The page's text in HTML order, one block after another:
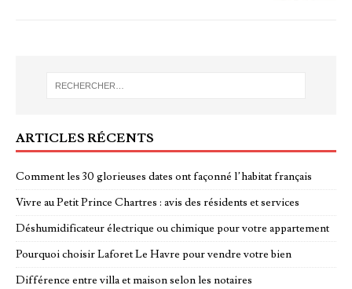
ARTICLES RÉCENTS
Comment les 30 glorieuses dates ont façonné l’habitat français
Vivre au Petit Prince Chartres : avis des résidents et services
Déshumidificateur électrique ou chimique pour votre appartement
Pourquoi choisir Laforet Le Havre pour vendre votre bien
Différence entre villa et maison selon les notaires